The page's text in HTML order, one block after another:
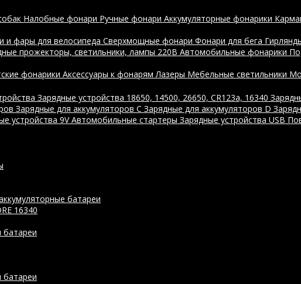
Налобные фонари Ручные фонари Аккумуляторные фонарики
и фары для велосипеда Сверхмощные фонари Фонари для бега
прожекторы, светильники, лампы 220В Автомобильные фонарики
фонарики Аксессуары к фонарям Лазеры Мебельные светильники
Зарядные устройства 18650, 14500, 26650, CR123a, 16340
Зарядные для аккумуляторов C Зарядные для аккумуляторов D
устройства 9VАвтомобильные стартеры Зарядные устройства USB
батареи
16340
батареи
батареи